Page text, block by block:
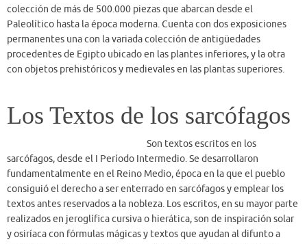
Son textos escritos en los
sarcófagos, desde el I Período Intermedio. Se desarrollaron
fundamentalmente en el Reino Medio, época en la que el pueblo
consiguió el derecho a ser enterrado en sarcófagos y emplear los
textos antes reservados a la nobleza. Los escritos, en su mayor parte
protegerse en el Más Allá de los animales y peligros que puedan
Los textos incluyen además fórmulas para alimentarlo.
Estambul – Museo del
antiguo Oriente